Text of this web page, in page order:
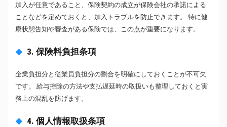
加入が任意であること、保険契約の成立が保険会社の承諾による
ことなどを定めておくと、加入トラブルを防止できます。 特に健
康状態告知や審査がある保険では、この点が重要になります。
3. 保険料負担条項
企業負担分と従業員負担分の割合を明確にしておくことが不可欠
です。 給与控除の方法や支払遅延時の取扱いも整理しておくと実
務上の混乱を防げます。
4. 個人情報取扱条項